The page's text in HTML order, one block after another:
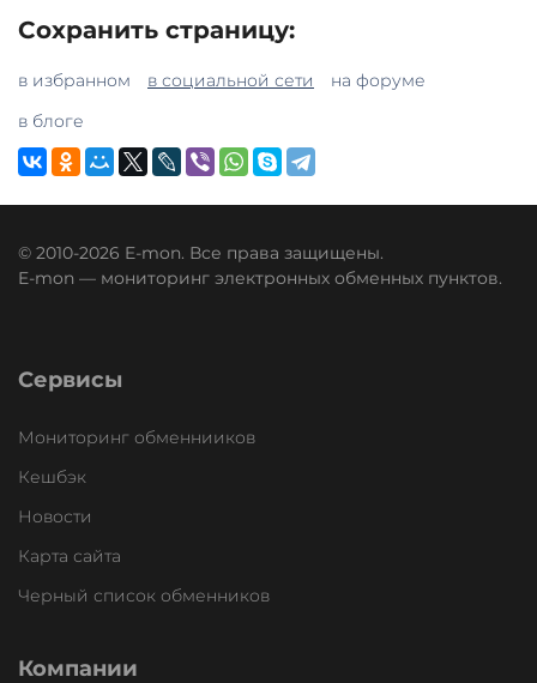
Сохранить страницу:
в избранном в социальной сети
на форуме
в блоге
© 2010-2026 E-mon. Все права защищены.
E-mon — мониторинг электронных обменных пунктов.
Сервисы
Мониторинг обменнииков
Кешбэк
Новости
Карта сайта
Черный список обменников
Компании